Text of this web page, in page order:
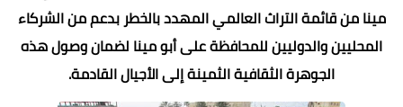
مينا من قائمة التراث العالمي المهدد بالخطر بدعم من الشركاء
المحليين والدوليين للمحافظة على أبو مينا لضمان وصول هذه
الجوهرة الثقافية الثمينة إلى الأجيال القادمة.